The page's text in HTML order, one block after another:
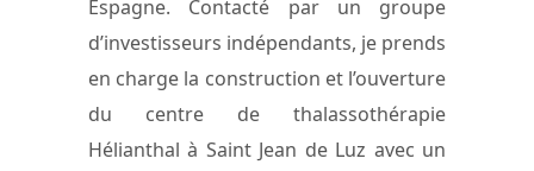
Espagne. Contacté par un groupe
d’investisseurs indépendants, je prends
en charge la construction et l’ouverture
du centre de thalassothérapie
Hélianthal à Saint Jean de Luz avec un